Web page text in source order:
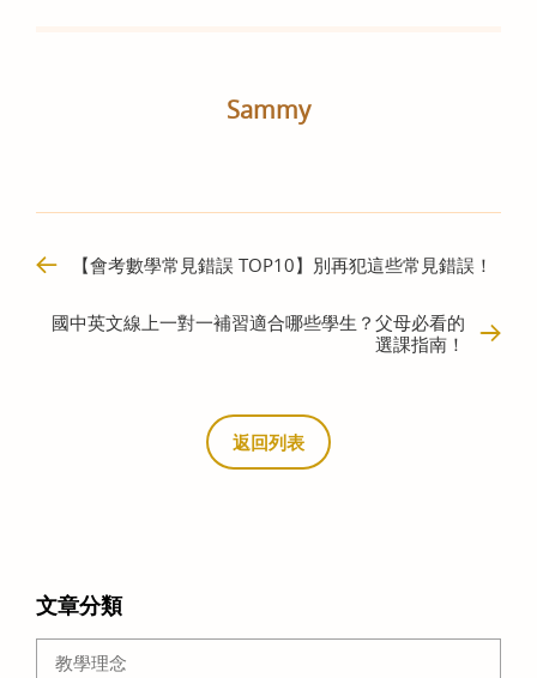
Sammy
【會考數學常見錯誤 TOP10】別再犯這些常見錯誤！
國中英文線上一對一補習適合哪些學生？父母必看的
選課指南！
返回列表
文章分類
教學理念